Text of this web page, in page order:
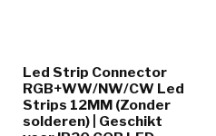
Led Strip Connector
RGB+WW/NW/CW Led
Strips 12MM (Zonder
solderen) | Geschikt